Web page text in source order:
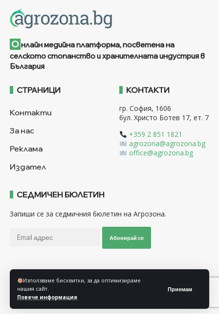
Използваме бисквитки, за да оптимизираме
нашия сайт.
Повече информация
Приемам
О нлайн медийна платформа, посветена на
селското стопанство и хранителната индустрия в
България
СТРАНИЦИ
Контакти
За нас
Реклама
Издател
КОНТАКТИ
гр. София, 1606
бул. Христо Ботев 17, ет. 7
+359 2 851 1821
agrozona@agrozona.bg
office@agrozona.bg
СЕДМИЧЕН БЮЛЕТИН
Запиши се за седмичния бюлетин на Агрозона.
Абонирай се
Последвайте ни